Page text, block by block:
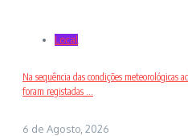
Local
Na sequência das condições meteorológicas
foram registadas ...
6 de Agosto, 2026